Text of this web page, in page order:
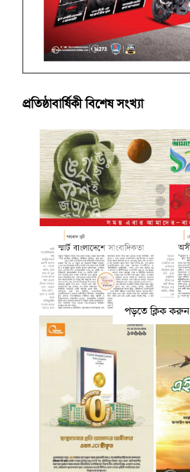
প্রতিষ্ঠাবার্ষিকী বিশেষ সংখ্যা
পড়তে ক্লিক করুন